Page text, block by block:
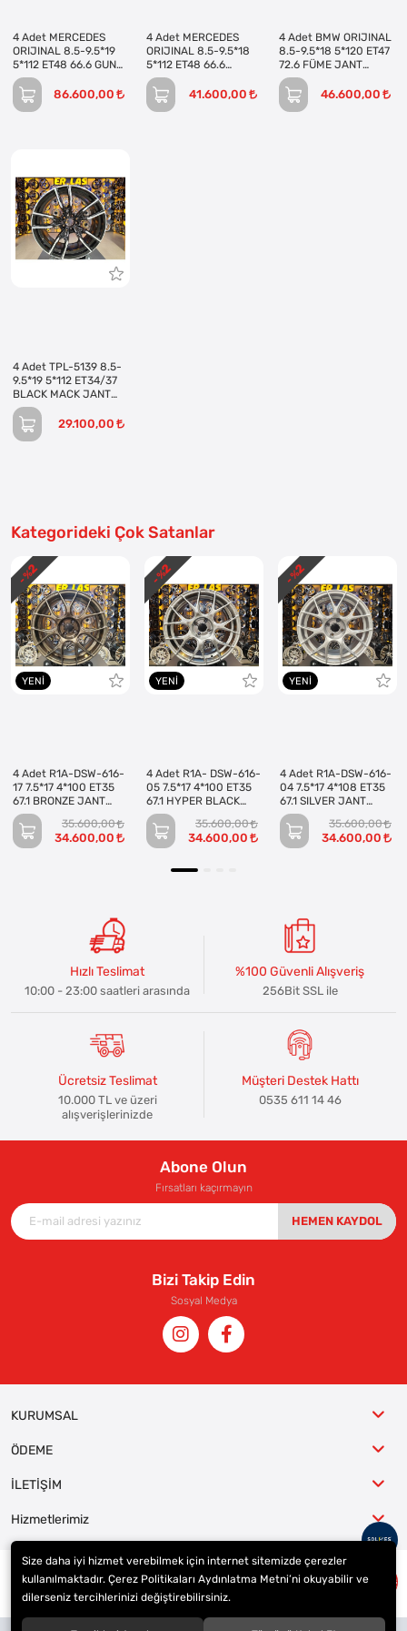
4 Adet MERCEDES
ORIJINAL 8.5-9.5*19
5*112 ET48 66.6 GUN
MACK JANT REVİZE
EDİLMİŞ (Takım)
86.600,00
4 Adet MERCEDES
ORIJINAL 8.5-9.5*18
5*112 ET48 66.6
BLACK MACK JANT
REVİZE EDİLMİŞ
(Takım)
41.600,00
4 Adet BMW ORIJINAL
8.5-9.5*18 5*120 ET47
72.6 FÜME JANT
REVİZE EDİLMİŞ
(Takım)
46.600,00
4 Adet TPL-5139 8.5-
9.5*19 5*112 ET34/37
BLACK MACK JANT
REVİZE EDİLMİŞ
(Takım)
29.100,00
Kategorideki Çok Satanlar
YENI
4 Adet R1A-DSW-616-
17 7.5*17 4*100 ET35
67.1 BRONZE JANT
(Takım)
35.600,00
34.600,00
- %
2
YENI
4 Adet R1A- DSW-616-
05 7.5*17 4*100 ET35
67.1 HYPER BLACK
JANT (Takım)
35.600,00
34.600,00
- %
2
YENI
4 Adet R1A-DSW-616-
04 7.5*17 4*108 ET35
67.1 SILVER JANT
(Takım)
35.600,00
34.600,00
- %
2
Hızlı Teslimat
10:00 - 23:00 saatleri arasında
%100 Güvenli Alışveriş
256Bit SSL ile
Ücretsiz Teslimat
10.000 TL ve üzeri
alışverişlerinizde
Müşteri Destek Hattı
0535 611 14 46
Abone Olun
Fırsatları kaçırmayın
HEMEN KAYDOL
Bizi Takip Edin
Sosyal Medya
KURUMSAL
ÖDEME
İLETİŞİM
Hizmetlerimiz
© 2023ER-LAS Oto Jant ve Lastik - Yunus ULAŞ
Size daha iyi hizmet verebilmek için internet sitemizde çerezler
kullanılmaktadır. Çerez Politikaları Aydınlatma Metni’ni okuyabilir ve
dilerseniz tercihlerinizi değiştirebilirsiniz.